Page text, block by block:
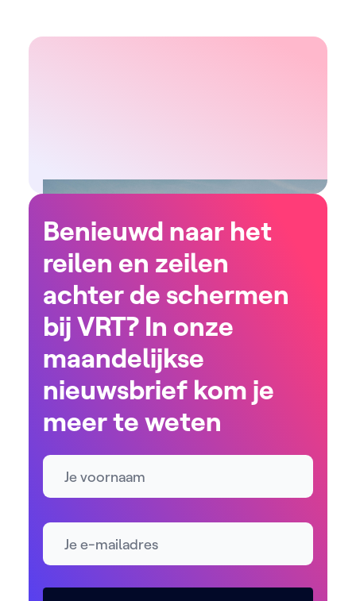
Benieuwd naar het
reilen en zeilen
achter de schermen
bij VRT? In onze
maandelijkse
nieuwsbrief kom je
meer te weten
Naam
E-mailadres *